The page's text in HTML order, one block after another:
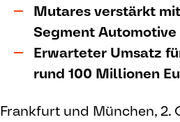
Mutares verstärkt
Segment
Erwarteter Umsatz
rund 100 Millionen
Frankfurt und München, 2.